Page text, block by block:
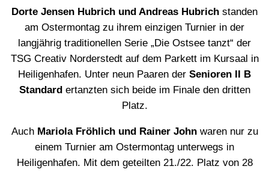
Dorte Jensen Hubrich und Andreas Hubrich standen
am Ostermontag zu ihrem einzigen Turnier in der
langjährig traditionellen Serie „Die Ostsee tanzt“ der
TSG Creativ Norderstedt auf dem Parkett im Kursaal in
Heiligenhafen. Unter neun Paaren der Senioren II B
Standardertanzten sich beide im Finale den dritten
Platz.
Auch Mariola Fröhlich und Rainer Johnwaren nur zu
einem Turnier am Ostermontag unterwegs in
Heiligenhafen. Mit dem geteilten 21./22. Platz von 28